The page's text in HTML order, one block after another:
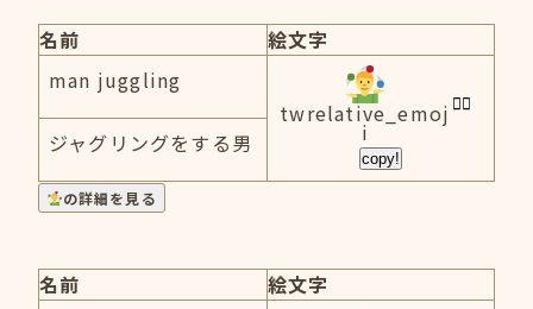
名前
絵文字
man juggling
twrelative_emoj
i
copy!
ジャグリングをする男
の詳細を見る
名前
絵文字